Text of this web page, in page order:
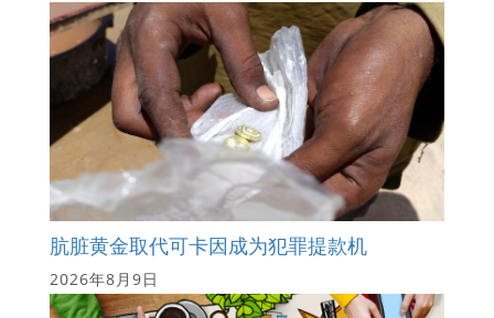
肮脏黄金取代可卡因成为犯罪提款机
2026年8月9日